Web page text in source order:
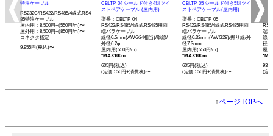
特注ケーブル
RS232C/RS422/RS485/4線式RS4
85特注ケーブル
屋内用：8,500円+(550円/m)〜
屋外用：8,500円+(850円/m)〜
コネクタ指定
9,955円(税込)〜
CBLTP-04 シールド付き4対ツイ
ストペアケーブル (屋内用)
型番：CBLTP-04
RS422/RS485/4線式RS485用両
端バラケーブル
線径0.5mm(AWG24相当)/単線/
外径6.2φ
屋内用(550円/m)
*MAX100m
605円(税込)
(定価:550円+消費税)〜
CBLTP-05 シールド付き5対ツイ
ストペアケーブル(屋内用)
型番：CBLTP-05
RS422/RS485/4線式RS485用両
端バラケーブル
線径0.32mm(AWG28)/撚り線/外
径7.3mm
屋内用(550円/m)
*MAX100m
605円(税込)
(定価:550円+消費税)〜
イ
端
線
径
屋
935
(定
↑ページTOPへ